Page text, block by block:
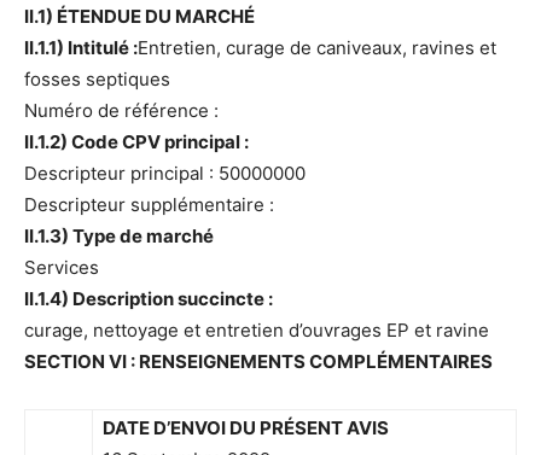
II.1) ÉTENDUE DU MARCHÉ
II.1.1) Intitulé :Entretien, curage de caniveaux, ravines et
fosses septiques
Numéro de référence :
II.1.2) Code CPV principal :
Descripteur principal : 50000000
Descripteur supplémentaire :
II.1.3) Type de marché
Services
II.1.4) Description succincte :
curage, nettoyage et entretien d’ouvrages EP et ravine
SECTION VI : RENSEIGNEMENTS COMPLÉMENTAIRES
DATE D’ENVOI DU PRÉSENT AVIS